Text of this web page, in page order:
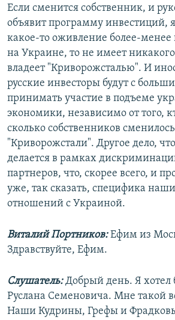
Если сменится собственник, и
объявит программу инвестиций,
какое-то оживление более-менее
на Украине, то не имеет
владеет "Криворожсталью". И
русские инвесторы будут с
принимать участие в подъеме
экономики, независимо от того,
сколько собственников
"Криворожстали". Другое дело,
делается в рамках
партнеров, что, скорее всего, и
уже, так сказать, специфика
отношений с Украиной.
Виталий Портников:Ефим из
Здравствуйте, Ефим.
Слушатель:Добрый день. Я хотел
Руслана Семеновича. Мне такой
Наши Кудрины, Грефы и